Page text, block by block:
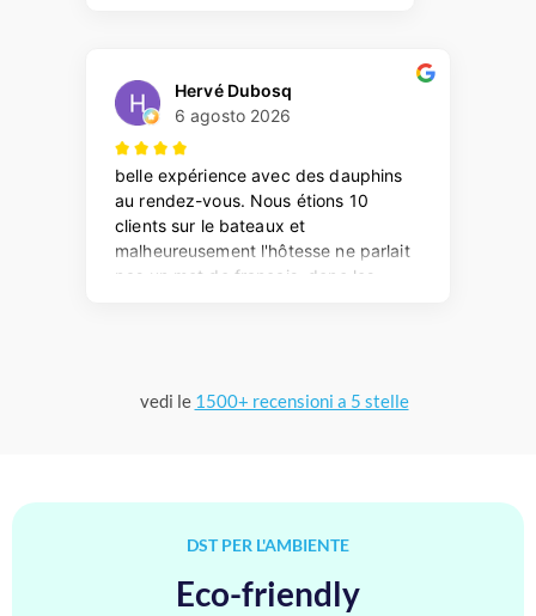
vedi le 1500+ recensioni a 5 stelle
DST PER L'AMBIENTE
Eco-friendly